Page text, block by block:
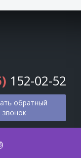
152-02-52
обратный
звонок